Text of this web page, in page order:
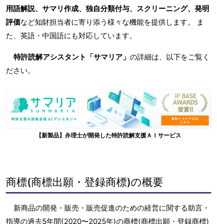
用語解説、サマリ作成、独自分類付与、スクリーニング、発明
評価など知財担当者に寄り添う様々な機能を提供します。 ま
た、英語・中国語にも対応しています。
特許読解アシスタント「サマリア」 の詳細は、以下をご覧く
ださい。
【新製品】弁理士が開発した特許読解支援ＡＩサービス
商標(商標出願・登録商標)の概要
新商品の開発・販売・販売促進のための経営に関する助言・
指導の過去5年間(2020〜2025年)の商標(商標出願・登録商標)